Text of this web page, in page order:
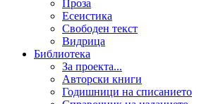
Проза
Есеистика
Свободен текст
Видрица
Библиотека
За проекта...
Авторски книги
Годишници на списанието